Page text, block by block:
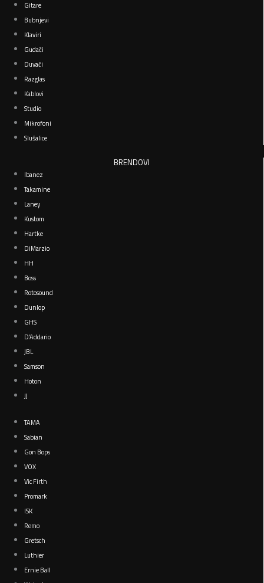
Gitare
Bubnjevi
Klaviri
Gudači
Duvači
Razglas
Kablovi
Studio
Mikrofoni
Slušalice
BRENDOVI
Ibanez
Takamine
Laney
Kustom
Hartke
DiMarzio
HH
Boss
Rotosound
Dunlop
GHS
D’Addario
JBL
Samson
Hoton
JJ
TAMA
Sabian
Gon Bops
VOX
Vic Firth
Promark
ISK
Remo
Gretsch
Luthier
Ernie Ball